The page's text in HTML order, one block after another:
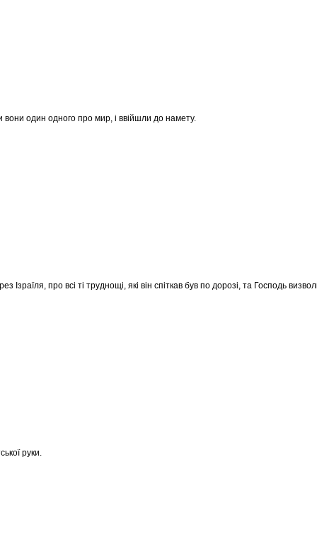
вони один одного про мир, і ввійшли до намету.
про всі ті труднощі, які він спіткав був по дорозі, та Господь
руки.